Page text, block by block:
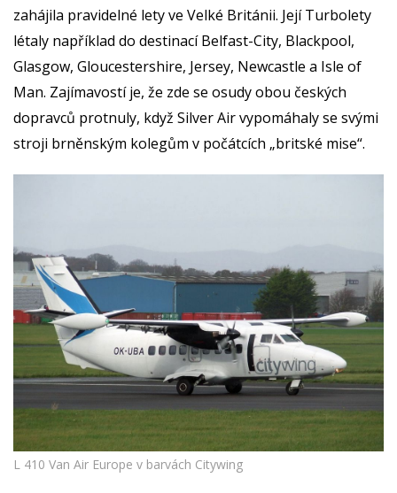
zahájila pravidelné lety ve Velké Británii. Její Turbolety
létaly například do destinací Belfast-City, Blackpool,
Glasgow, Gloucestershire, Jersey, Newcastle a Isle of
Man. Zajímavostí je, že zde se osudy obou českých
dopravců protnuly, když Silver Air vypomáhaly se svými
stroji brněnským kolegům v počátcích „britské mise“.
L 410 Van Air Europe v barvách Citywing